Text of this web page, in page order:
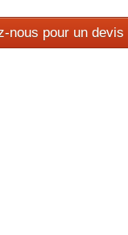
nous pour un devis